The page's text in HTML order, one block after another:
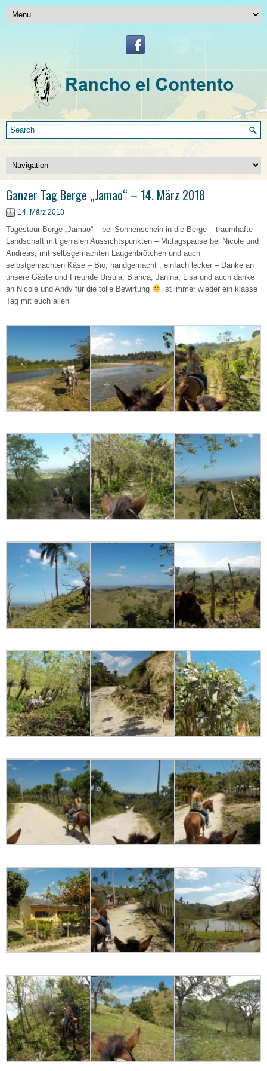
Ganzer Tag Berge „Jamao“ – 14. März 2018
14. März 2018
Tagestour Berge „Jamao“ – bei Sonnenschein in die Berge – traumhafte
Landschaft mit genialen Aussichtspunkten – Mittagspause bei Nicole und
Andreas, mit selbsgemachten Laugenbrötchen und auch
selbstgemachten Käse – Bio, handgemacht , einfach lecker – Danke an
unsere Gäste und Freunde Ursula, Bianca, Janina, Lisa und auch danke
an Nicole und Andy für die tolle Bewirtung
ist immer wieder ein klasse
Tag mit euch allen